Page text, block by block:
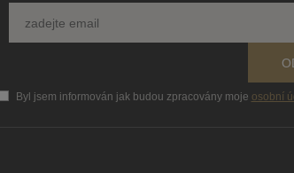
Byl jsem informován jak budou zpracovány moje osobní